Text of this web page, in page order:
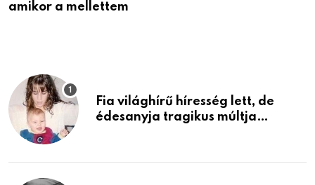
amikor a mellettem
Fia világhírű híresség lett, de
édesanyja tragikus múltja